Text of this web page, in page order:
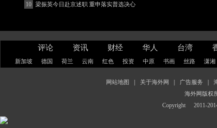
著增强
10 梁振英今日赴京述职 重申落实普选决心
评论 资讯 财经 华人 台湾
新加坡 德国 荷兰 云南 红色 投资 中原 书画 丝路 潇湘
网站地图 关于海外网 广告服务
海外网版权
Copyright
2011-